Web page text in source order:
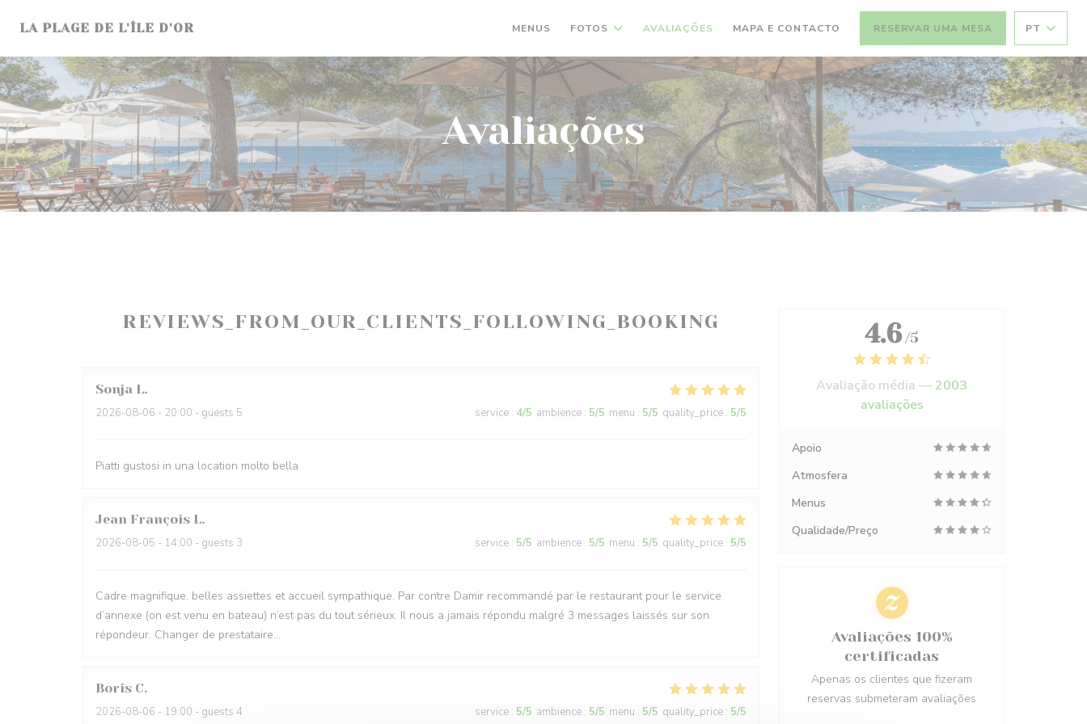
LA PLAGE DE L'ÎLE D'OR MENUS FOTOS AVALIAÇÕES MAPA E CONTACTO RESERVAR UMA MESA PT
Avaliações
REVIEWS_FROM_OUR_CLIENTS_FOLLOWING_BOOKING
Sonja L
2026-08-06 - 20:00 - guests 5 service : 4/5 ambience : 5/5 menu : 5/5 quality_price : 5/5
Piatti gustosi in una location molto bella
Jean François L
2026-08-05 - 14:00 - guests 3 service : 5/5 ambience : 5/5 menu : 5/5 quality_price : 5/5
Cadre magnifique, belles assiettes et accueil sympathique. Par contre Damir recommandé par le restaurant pour le service
d’annexe (on est venu en bateau) n’est pas du tout sérieux. Il nous a jamais répondu malgré 3 messages laissés sur son
répondeur. Changer de prestataire…
Boris C
2026-08-06 - 19:00 - guests 4 service : 5/5 ambience : 5/5 menu : 5/5 quality_price : 5/5
4.6 /5
Avaliação média — 2003
avaliações
Apoio
Atmosfera
Menus
Qualidade/Preço
Avaliações 100%
certificadas
Apenas os clientes que fizeram
reservas submeteram avaliações